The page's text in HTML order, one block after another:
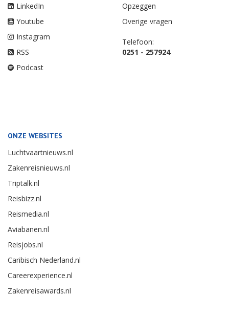
LinkedIn
Youtube
Instagram
RSS
Podcast
Opzeggen
Overige vragen
Telefoon:
0251 - 257924
ONZE WEBSITES
Luchtvaartnieuws.nl
Zakenreisnieuws.nl
Triptalk.nl
Reisbizz.nl
Reismedia.nl
Aviabanen.nl
Reisjobs.nl
Caribisch Nederland.nl
Careerexperience.nl
Zakenreisawards.nl